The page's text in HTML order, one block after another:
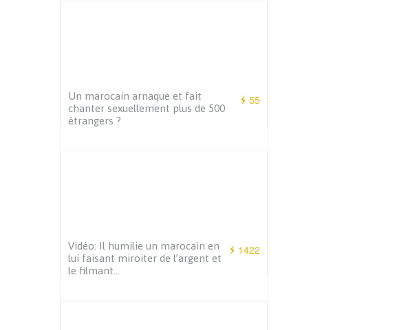
55
Un marocain arnaque et fait
chanter sexuellement plus de 500
étrangers ?
1422
Vidéo: Il humilie un marocain en
lui faisant miroiter de l’argent et
le filmant…